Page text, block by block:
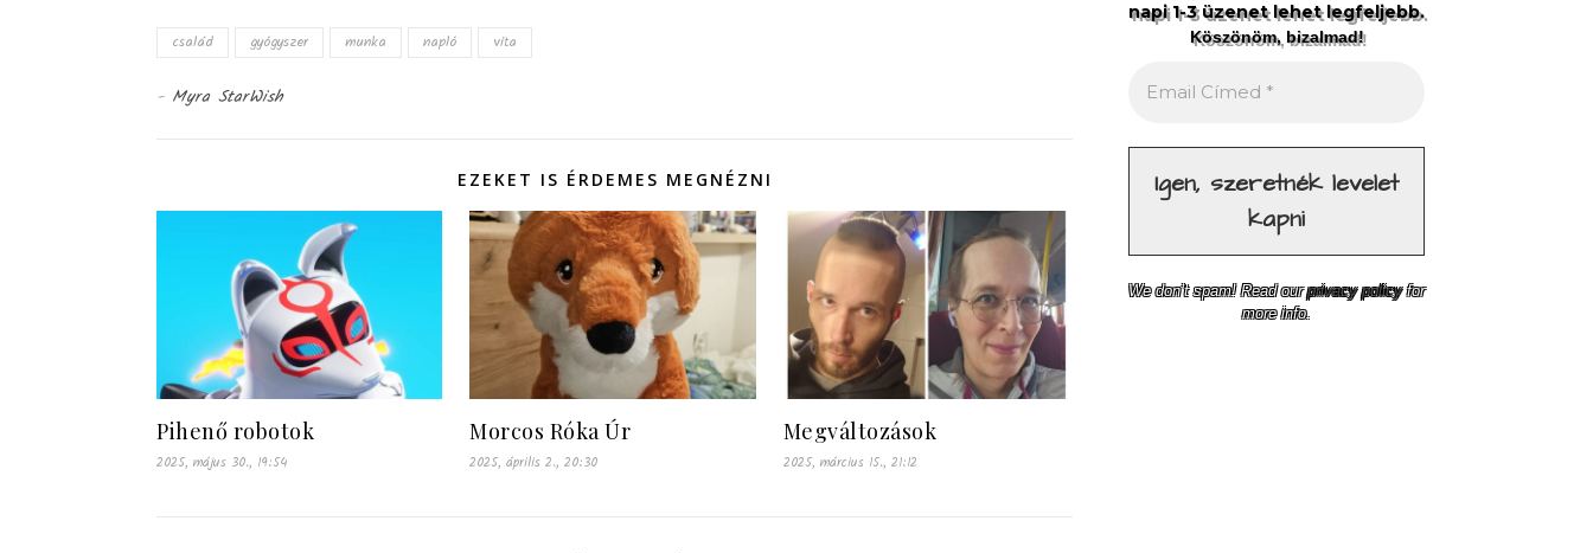
család gyógyszer munka napló vita
- Myra StarWish
EZEKET IS ÉRDEMES MEGNÉZNI
Pihenő robotok
2025, május 30., 19:54
Morcos Róka Úr
2025, április 2., 20:30
Megváltozások
2025, március 15., 21:12
napi 1-3 üzenet lehet legfeljebb.
Köszönöm, bizalmad!
We don’t spam! Read ourprivacy policyfor
more info.